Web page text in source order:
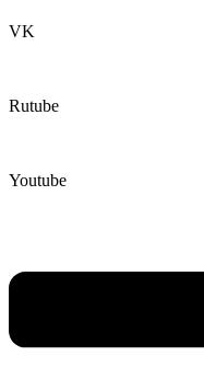
VK
Rutube
Youtube